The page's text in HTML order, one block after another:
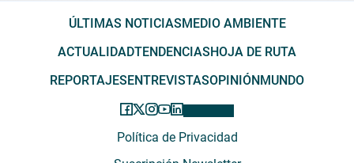
ÚLTIMAS NOTICIASMEDIO AMBIENTE
ACTUALIDADTENDENCIASHOJA DE RUTA
REPORTAJESENTREVISTASOPINIÓNMUNDO
Política de Privacidad